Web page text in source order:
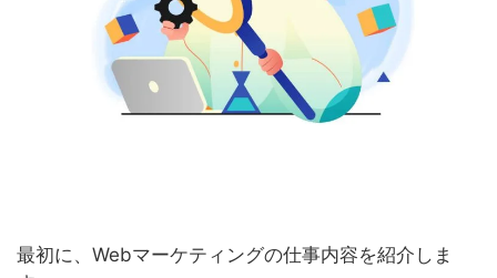
最初に、Webマーケティングの仕事内容を紹介しま